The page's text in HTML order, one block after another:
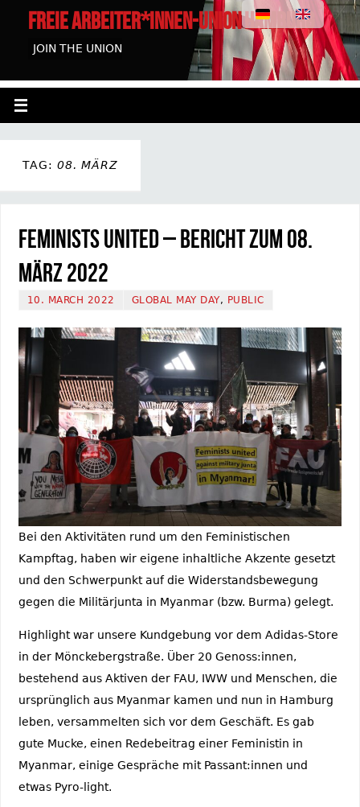
FREIE ARBEITER*INNEN-UNION HAMBURG
JOIN THE UNION
TAG: 08. MÄRZ
Feminists united – Bericht zum 08.
März 2022
10. MARCH 2022 GLOBAL MAY DAY, PUBLIC
Bei den Aktivitäten rund um den Feministischen
Kampftag, haben wir eigene inhaltliche Akzente gesetzt
und den Schwerpunkt auf die Widerstandsbewegung
gegen die Militärjunta in Myanmar (bzw. Burma) gelegt.
Highlight war unsere Kundgebung vor dem Adidas-Store
in der Mönckebergstraße. Über 20 Genoss:innen,
bestehend aus Aktiven der FAU, IWW und Menschen, die
ursprünglich aus Myanmar kamen und nun in Hamburg
leben, versammelten sich vor dem Geschäft. Es gab
gute Mucke, einen Redebeitrag einer Feministin in
Myanmar, einige Gespräche mit Passant:innen und
etwas Pyro-light.